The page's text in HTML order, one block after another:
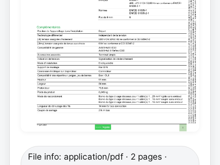
File info: application/pdf · 2 pages ·